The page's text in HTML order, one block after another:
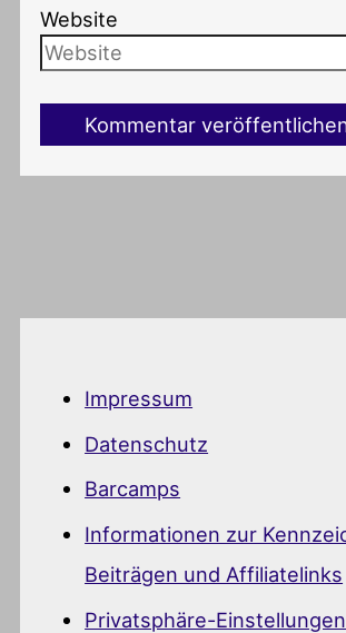
Website
Impressum
Datenschutz
Barcamps
Informationen zur
Beiträgen und Affiliatelinks
Privatsphäre-